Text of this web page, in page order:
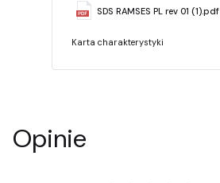
SDS RAMSES PL rev 01 (1).pdf
Karta charakterystyki
Opinie